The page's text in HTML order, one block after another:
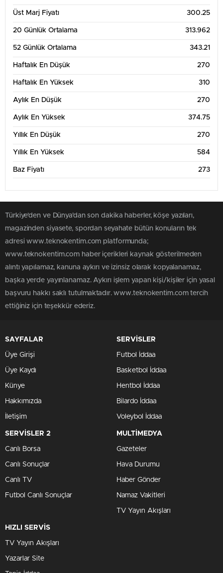
Üst Marj Fiyatı 300.25
20 Günlük Ortalama 313.962
52 Günlük Ortalama 343.21
Haftalık En Düşük 270
Haftalık En Yüksek 310
Aylık En Düşük 270
Aylık En Yüksek 374.75
Yıllık En Düşük 270
Yıllık En Yüksek 584
Baz Fiyatı 273
Türkiye'den ve Dünya’dan son dakika haberler, köşe yazıları,
magazinden siyasete, spordan seyahate bütün konuların tek
adresi www.teknokentim.com platformunda;
www.teknokentim.com haber içerikleri kaynak gösterilmeden
alıntı yapılamaz, kanuna aykırı ve izinsiz olarak kopyalanamaz,
başka yerde yayınlanamaz. Aykırı işlem yapan kişi/kişiler için yasal
başvuru hakkı saklı tutulmaktadır. www.teknokentim.com tercih
ettiğiniz için teşekkür ederiz.
SAYFALAR
Üye Girişi
Üye Kaydı
Künye
Hakkımızda
İletişim
SERVİSLER
Futbol İddaa
Basketbol İddaa
Hentbol İddaa
Bilardo İddaa
Voleybol İddaa
SERVİSLER 2
Canlı Borsa
Canlı Sonuçlar
Canlı TV
Futbol Canlı Sonuçlar
MULTİMEDYA
Gazeteler
Hava Durumu
Haber Gönder
Namaz Vakitleri
TV Yayın Akışları
HIZLI SERVİS
TV Yayın Akışları
Yazarlar Site